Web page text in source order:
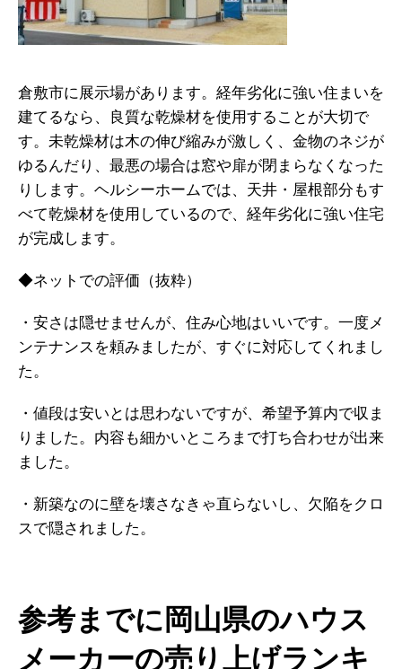
倉敷市に展示場があります。経年劣化に強い住まいを
建てるなら、良質な乾燥材を使用することが大切で
す。未乾燥材は木の伸び縮みが激しく、金物のネジが
ゆるんだり、最悪の場合は窓や扉が閉まらなくなった
りします。ヘルシーホームでは、天井・屋根部分もす
べて乾燥材を使用しているので、経年劣化に強い住宅
が完成します。
◆ネットでの評価（抜粋）
・安さは隠せませんが、住み心地はいいです。一度メ
ンテナンスを頼みましたが、すぐに対応してくれまし
た。
・値段は安いとは思わないですが、希望予算内で収ま
りました。内容も細かいところまで打ち合わせが出来
ました。
・新築なのに壁を壊さなきゃ直らないし、欠陥をクロ
スで隠されました。
参考までに岡山県のハウス
メーカーの売り上げランキ